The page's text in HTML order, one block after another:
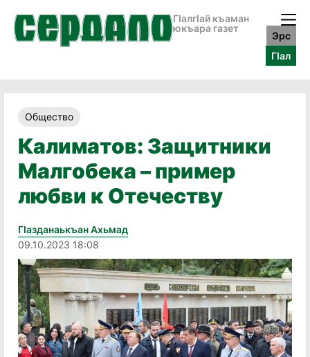
ГӀалгӀай къаман
юкъара газет
Эрс
ГӀал
Общество
Калиматов: Защитники
Малгобека – пример
любви к Отечеству
Гӏазданаькъан Ахьмад
09.10.2023 18:08